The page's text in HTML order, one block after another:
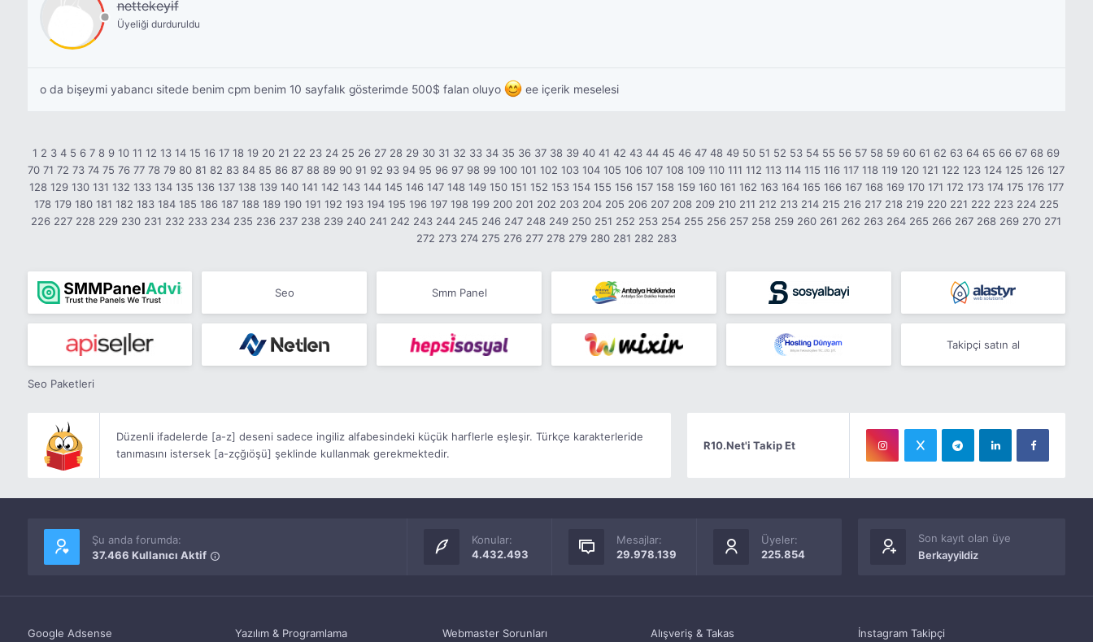
nettekeyif
Üyeliği durduruldu
o da bişeymi yabancı sitede benim cpm benim 10 sayfalık gösterimde 500$ falan oluyo ee içerik meselesi
1 2 3 4 5 6 7 8 9 10 11 12 13 14 15 16 17 18 19 20 21 22 23 24 25 26 27 28 29 30 31 32 33 34 35 36 37 38 39 40 41 42 43 44 45 46 47 48 49 50 51 52 53 54 55 56 57 58 59 60 61 62 63 64 65 66 67 68 69
70 71 72 73 74 75 76 77 78 79 80 81 82 83 84 85 86 87 88 89 90 91 92 93 94 95 96 97 98 99 100 101 102 103 104 105 106 107 108 109 110 111 112 113 114 115 116 117 118 119 120 121 122 123 124 125 126 127
128 129 130 131 132 133 134 135 136 137 138 139 140 141 142 143 144 145 146 147 148 149 150 151 152 153 154 155 156 157 158 159 160 161 162 163 164 165 166 167 168 169 170 171 172 173 174 175 176 177
178 179 180 181 182 183 184 185 186 187 188 189 190 191 192 193 194 195 196 197 198 199 200 201 202 203 204 205 206 207 208 209 210 211 212 213 214 215 216 217 218 219 220 221 222 223 224 225
226 227 228 229 230 231 232 233 234 235 236 237 238 239 240 241 242 243 244 245 246 247 248 249 250 251 252 253 254 255 256 257 258 259 260 261 262 263 264 265 266 267 268 269 270 271
272 273 274 275 276 277 278 279 280 281 282 283
Seo Smm Panel
Takipçi satın al
Seo Paketleri
Düzenli ifadelerde [a-z] deseni sadece ingiliz alfabesindeki küçük harflerle eşleşir. Türkçe karakterleride
tanımasını istersek [a-zçğıöşü] şeklinde kullanmak gerekmektedir.
R10.Net'i Takip Et
Şu anda forumda:
37.466 Kullanıcı Aktif
Konular:
4.432.493
Mesajlar:
29.978.139
Üyeler:
225.854
Son kayıt olan üye
Berkayyildiz
Google Adsense Yazılım & Programlama Webmaster Sorunları Alışveriş & Takas İnstagram Takipçi